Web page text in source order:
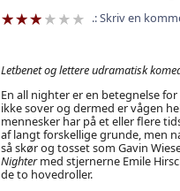
Skriv en
Letbenet og lettere udramatisk
En all nighter er en betegnelse
ikke sover og dermed er vågen
mennesker har på et eller flere
af langt forskellige grunde, men
så skør og tosset som Gavin
Nightermed stjernerne Emile
de to hovedroller.